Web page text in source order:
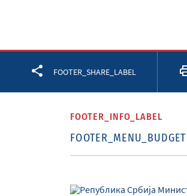
FOOTER_SHARE_LABEL
Facebook Twitter
FOOTER_INFO_LABEL
FOOTER_MENU_BUDGET